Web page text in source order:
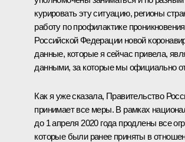
курировать эту ситуацию, регионы
работу по профилактике
Российской Федерации новой
данные, которые я сейчас привела,
данными, за которые мы официально
Как я уже сказала, Правительство
принимает все меры. В рамках
до 1 апреля 2020 года продлены все
которые были ранее приняты в